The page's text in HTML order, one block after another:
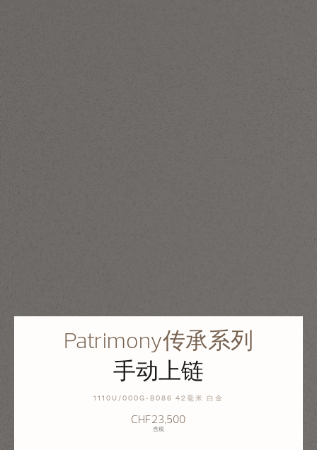
Patrimony传承系列
手动上链
1110U/000G-B086 42毫米 白金
CHF23,500
含税